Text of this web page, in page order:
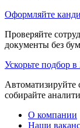
Оформляйте
Проверяйте
документы без
Ускорьте подбор в
Автоматизируйте
собирайте
О компании
Наши